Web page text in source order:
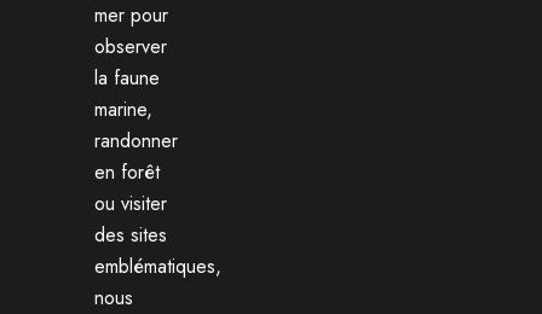
mer pour
observer
la faune
marine,
randonner
en forêt
ou visiter
des sites
emblématiques,
nous